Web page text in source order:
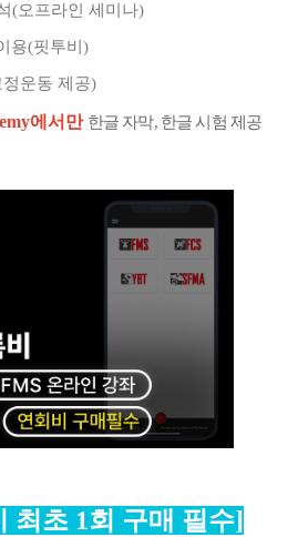
(오프라인 세미나)
용(핏투비)
운동 제공)
에서만 한글 자막, 한글 시험 제공
최초 1회 구매 필수]